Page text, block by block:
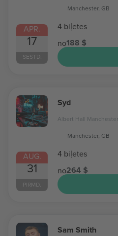
APR.
17
SESTD.
Manchester, GB
4 biļetes
no188 $
AUG.
31
PIRMD.
Syd
Albert Hall Manchester
Manchester, GB
4 biļetes
no264 $
Sam Smith